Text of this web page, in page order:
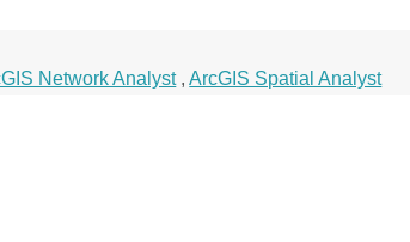
Network Analyst,ArcGIS Spatial Analyst